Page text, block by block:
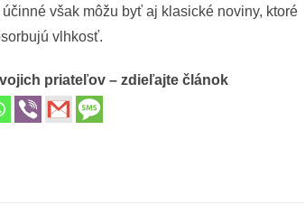
však môžu byť aj klasické noviny, ktoré
vlhkosť.
priateľov – zdieľajte článok